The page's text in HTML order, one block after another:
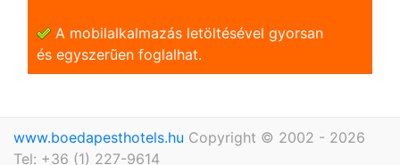
A mobilalkalmazás letöltésével gyorsan
és egyszerũen foglalhat.
www.boedapesthotels.hu Copyright © 2002 - 2026
Tel: +36 (1) 227-9614